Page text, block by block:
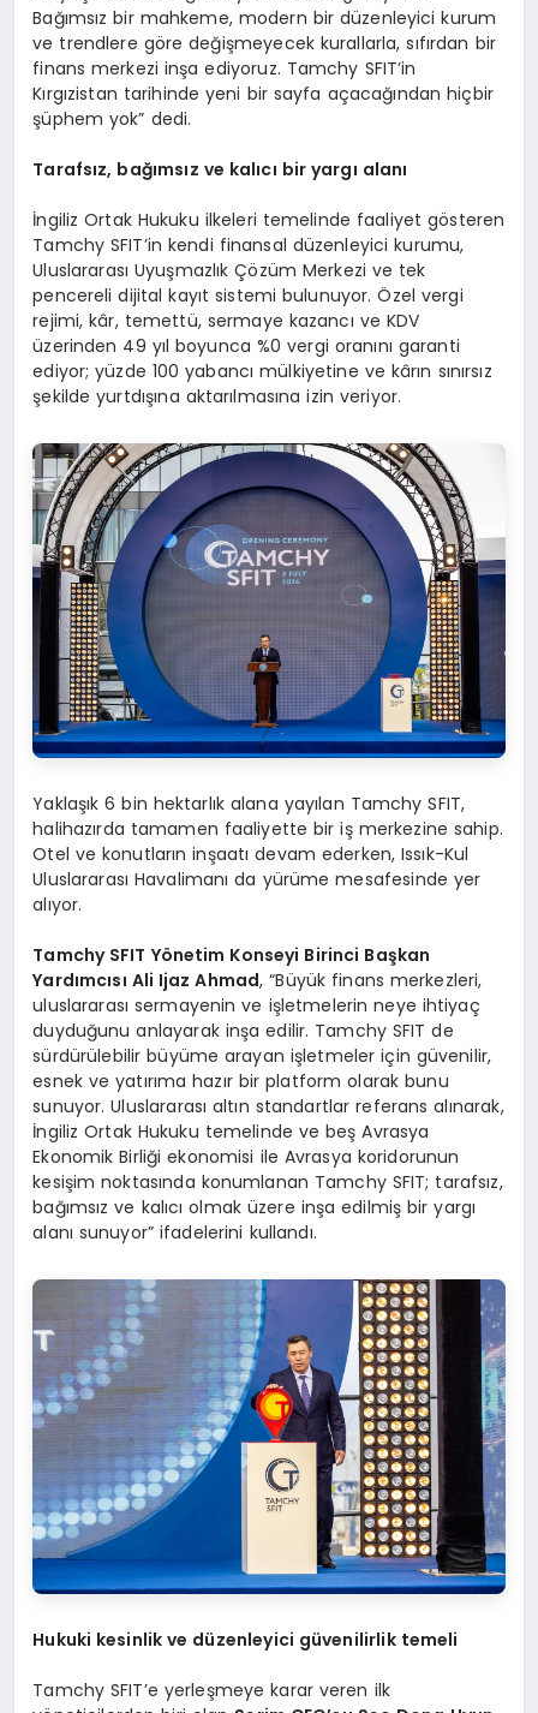
Bağımsız bir mahkeme, modern bir düzenleyici kurum
ve trendlere göre değişmeyecek kurallarla, sıfırdan bir
finans merkezi inşa ediyoruz. Tamchy SFIT’in
Kırgızistan tarihinde yeni bir sayfa açacağından hiçbir
şüphem yok” dedi.
Tarafsız, bağımsız ve kalıcı bir yargı alanı
İngiliz Ortak Hukuku ilkeleri temelinde faaliyet gösteren
Tamchy SFIT’in kendi finansal düzenleyici kurumu,
Uluslararası Uyuşmazlık Çözüm Merkezi ve tek
pencereli dijital kayıt sistemi bulunuyor. Özel vergi
rejimi, kâr, temettü, sermaye kazancı ve KDV
üzerinden 49 yıl boyunca %0 vergi oranını garanti
ediyor; yüzde 100 yabancı mülkiyetine ve kârın sınırsız
şekilde yurtdışına aktarılmasına izin veriyor.
Yaklaşık 6 bin hektarlık alana yayılan Tamchy SFIT,
halihazırda tamamen faaliyette bir iş merkezine sahip.
Otel ve konutların inşaatı devam ederken, Issık-Kul
Uluslararası Havalimanı da yürüme mesafesinde yer
alıyor.
Tamchy SFIT Yönetim Konseyi Birinci Başkan
Yardımcısı Ali Ijaz Ahmad, “Büyük finans merkezleri,
uluslararası sermayenin ve işletmelerin neye ihtiyaç
duyduğunu anlayarak inşa edilir. Tamchy SFIT de
sürdürülebilir büyüme arayan işletmeler için güvenilir,
esnek ve yatırıma hazır bir platform olarak bunu
sunuyor. Uluslararası altın standartlar referans alınarak,
İngiliz Ortak Hukuku temelinde ve beş Avrasya
Ekonomik Birliği ekonomisi ile Avrasya koridorunun
kesişim noktasında konumlanan Tamchy SFIT; tarafsız,
bağımsız ve kalıcı olmak üzere inşa edilmiş bir yargı
alanı sunuyor” ifadelerini kullandı.
Hukuki kesinlik ve düzenleyici güvenilirlik temeli
Tamchy SFIT’e yerleşmeye karar veren ilk